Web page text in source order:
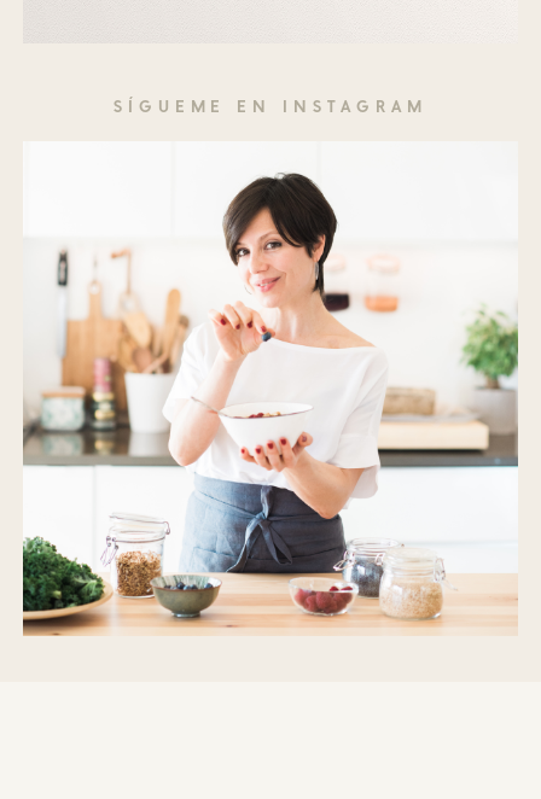
SÍGUEME EN INSTAGRAM